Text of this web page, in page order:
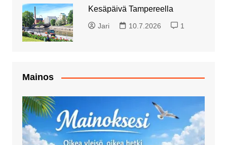
Kesäpäivä Tampereella
Jari 10.7.2026 1
Mainos